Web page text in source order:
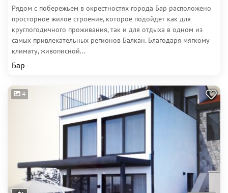
Рядом с побережьем в окрестностях города Бар расположено
просторное жилое строение, которое подойдет как для
круглогодичного проживания, так и для отдыха в одном из
самых привлекательных регионов Балкан. Благодаря мягкому
климату, живописной...
Бар
4